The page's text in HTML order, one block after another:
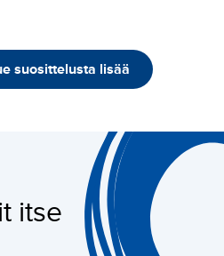
suosittelusta lisää
itse